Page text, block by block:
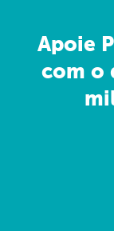
Apoie
com o